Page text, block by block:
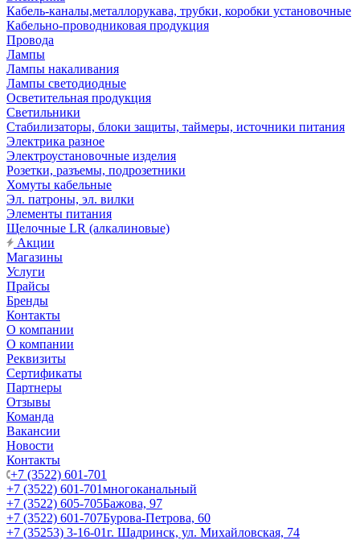
Кабель-каналы,металлорукава, трубки, коробки установочные
Кабельно-проводниковая продукция
Провода
Лампы
Лампы накаливания
Лампы светодиодные
Осветительная продукция
Светильники
Стабилизаторы, блоки защиты, таймеры, источники питания
Электрика разное
Электроустановочные изделия
Розетки, разъемы, подрозетники
Хомуты кабельные
Эл. патроны, эл. вилки
Элементы питания
Щелочные LR (алкалиновые)
Акции
Магазины
Услуги
Прайсы
Бренды
Контакты
О компании
О компании
Реквизиты
Сертификаты
Партнеры
Отзывы
Команда
Вакансии
Новости
Контакты
+7 (3522) 601-701
+7 (3522) 601-701многоканальный
+7 (3522) 605-705Бажова, 97
+7 (3522) 601-707Бурова-Петрова, 60
+7 (35253) 3-16-01г. Шадринск, ул. Михайловская, 74